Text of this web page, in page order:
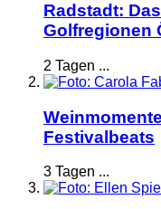
Radstadt:
Golfregionen
2 Tagen ...
Festivalbeats
3 Tagen ...